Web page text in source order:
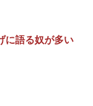
に語る奴が多い